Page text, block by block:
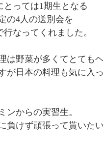
とっては1期生となる
の4人の送別会を
なってくれました。
は野菜が多くてとても
が日本の料理も気に入
ンからの実習生。
負けず頑張って貰いた